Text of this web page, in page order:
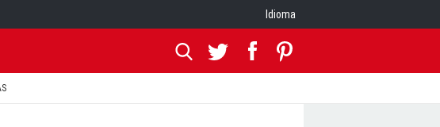
Idioma